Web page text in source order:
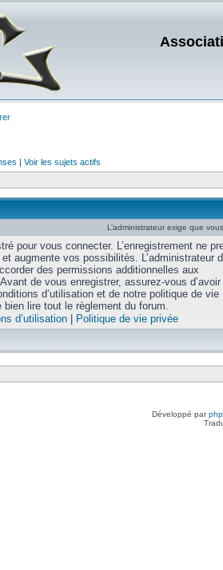
| Voir les sujets actifs
L’administrateur exige que
pour vous connecter. L’enregistrement ne
augmente vos possibilités. L’administrateur
des permissions additionnelles aux
de vous enregistrer, assurez-vous
d’utilisation et de notre politique de vie
lire tout le règlement du forum.
d’utilisation
Politique de vie privée
Développé par